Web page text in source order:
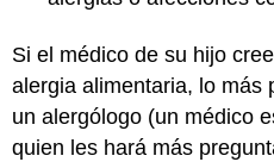
Si el médico de su hijo
alergia alimentaria, lo más
un alergólogo (un médico
quien les hará más